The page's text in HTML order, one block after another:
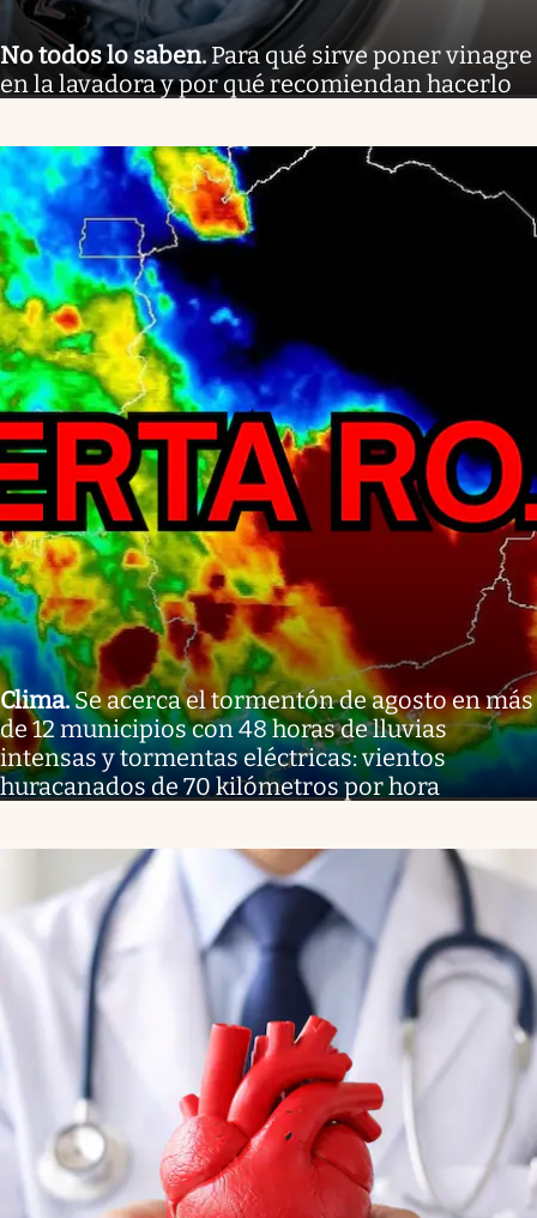
No todos lo saben. Para qué sirve poner vinagre
en la lavadora y por qué recomiendan hacerlo
Clima.Se acerca el tormentón de agosto en más
de 12 municipios con 48 horas de lluvias
intensas y tormentas eléctricas: vientos
huracanados de 70 kilómetros por hora